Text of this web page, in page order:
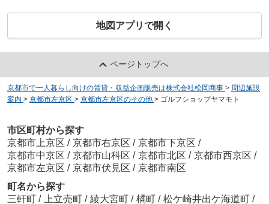
地図アプリで開く
ページトップへ
京都市で一人暮らし向けの賃貸・収益企画販売は株式会社松岡商事 > 周辺施設
案内 > 京都市左京区 > 京都市左京区のその他 > ゴルフショップヤマモト
市区町村から探す
京都市上京区 / 京都市右京区 / 京都市下京区 /
京都市中京区 / 京都市山科区 / 京都市北区 / 京都市西京区 /
京都市左京区 / 京都市伏見区 / 京都市南区
町名から探す
三軒町 / 上立売町 / 綾大宮町 / 橘町 / 松ケ崎井出ケ海道町 /